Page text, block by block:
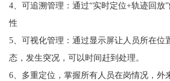
4、可追溯管理：通过“实时定位+轨迹回放
性
5、可视化管理：通过显示屏让人员所在位
态，发生突况，可以时间赶到处理。
6、多重定位，掌握所有人员在岗情况，外